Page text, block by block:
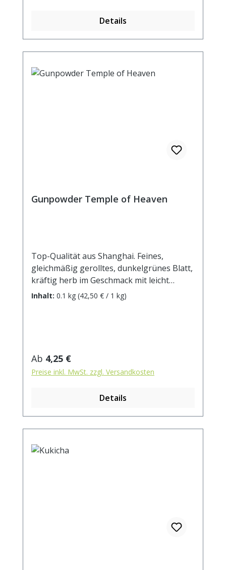
Details
Gunpowder Temple of Heaven
Top-Qualität aus Shanghai. Feines,
gleichmäßig gerolltes, dunkelgrünes Blatt,
kräftig herb im Geschmack mit leicht
rauchiger Note. Zubereitung: ca. 12g Tee
Inhalt: 0.1 kg (42,50 € / 1 kg)
Regulärer Preis:
Ab 4,25 €
Preise inkl. MwSt. zzgl. Versandkosten
Details